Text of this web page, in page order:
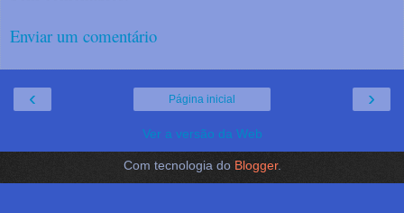
Enviar um comentário
‹ ›
Página inicial
Ver a versão da Web
Com tecnologia do Blogger.